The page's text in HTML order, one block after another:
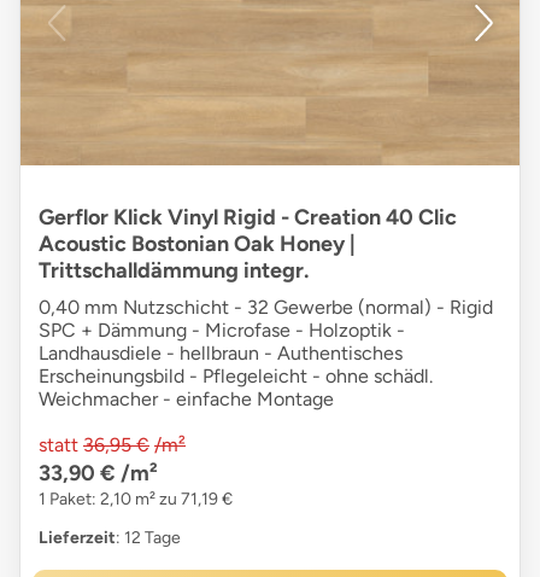
Gerflor Klick Vinyl Rigid - Creation 40 Clic
Acoustic Bostonian Oak Honey |
Trittschalldämmung integr.
0,40 mm Nutzschicht - 32 Gewerbe (normal) - Rigid
SPC + Dämmung - Microfase - Holzoptik -
Landhausdiele - hellbraun - Authentisches
Erscheinungsbild - Pflegeleicht - ohne schädl.
Weichmacher - einfache Montage
statt 36,95 € /m²
33,90 € /m²
1 Paket: 2,10 m² zu 71,19 €
Lieferzeit: 12 Tage